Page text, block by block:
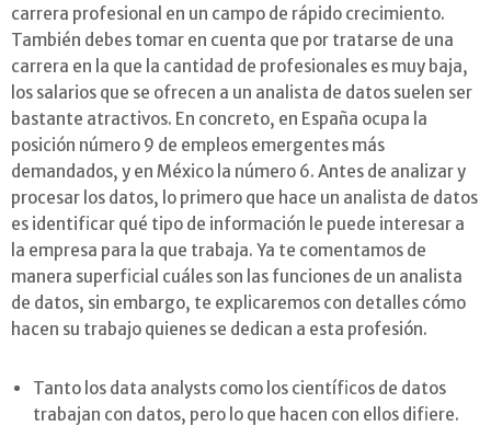
carrera profesional en un campo de rápido crecimiento.
También debes tomar en cuenta que por tratarse de una
carrera en la que la cantidad de profesionales es muy baja,
los salarios que se ofrecen a un analista de datos suelen ser
bastante atractivos. En concreto, en España ocupa la
posición número 9 de empleos emergentes más
demandados, y en México la número 6. Antes de analizar y
procesar los datos, lo primero que hace un analista de datos
es identificar qué tipo de información le puede interesar a
la empresa para la que trabaja. Ya te comentamos de
manera superficial cuáles son las funciones de un analista
de datos, sin embargo, te explicaremos con detalles cómo
hacen su trabajo quienes se dedican a esta profesión.
Tanto los data analysts como los científicos de datos
trabajan con datos, pero lo que hacen con ellos difiere.